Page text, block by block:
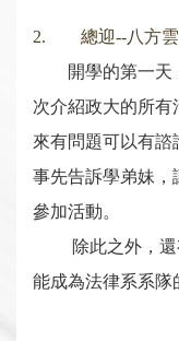
2. 總迎--八方雲
開學的第一天，
次介紹政大的所有
來有問題可以有諮
事先告訴學弟妹，
參加活動。
除此之外，還
能成為法律系系隊